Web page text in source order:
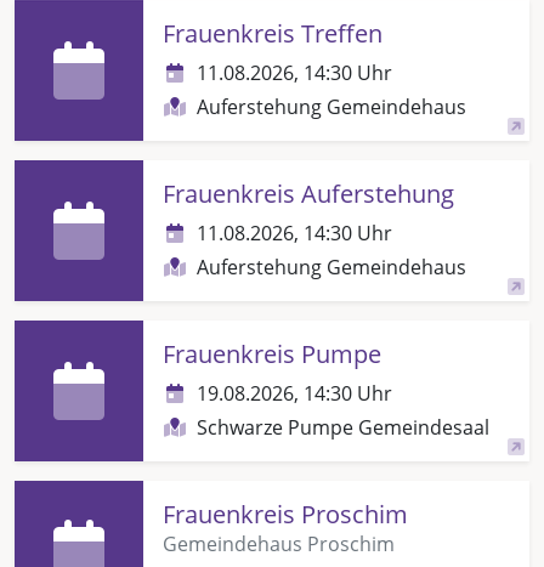
Frauenkreis Treffen
11.08.2026, 14:30 Uhr
Auferstehung Gemeindehaus
Frauenkreis Auferstehung
11.08.2026, 14:30 Uhr
Auferstehung Gemeindehaus
Frauenkreis Pumpe
19.08.2026, 14:30 Uhr
Schwarze Pumpe Gemeindesaal
Frauenkreis Proschim
Gemeindehaus Proschim